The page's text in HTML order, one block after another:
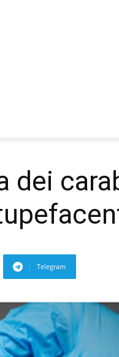
dei
Telegram